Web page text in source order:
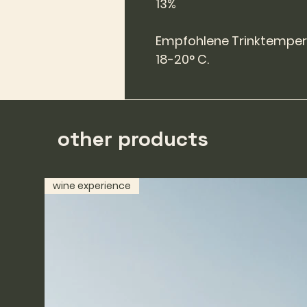
13%
Empfohlene
18-20° C.
other products
wine experience